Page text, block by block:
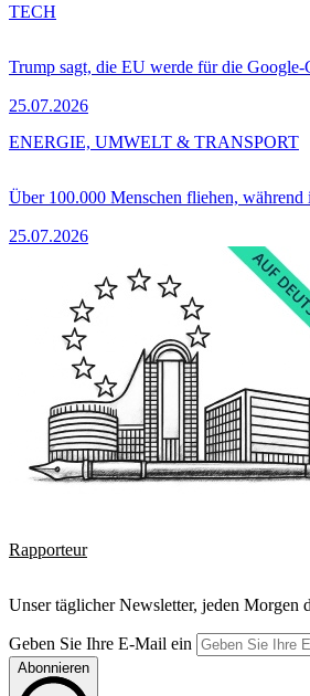
Trump sagt, die EU werde für die Google-
25.07.2026
TECH
Über 100.000 Menschen fliehen,
25.07.2026
ENERGIE, UMWELT & TRANSPORT
Rapporteur
Unser täglicher Newsletter, jeden Morgen
Geben Sie Ihre E-Mail ein
Abonnieren